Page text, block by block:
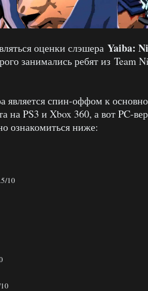
оценки слэшера Yaiba:
занимались ребят из Team
является спин-оффом к
на PS3 и Xbox 360, а вот PC-
ознакомиться ниже:
10